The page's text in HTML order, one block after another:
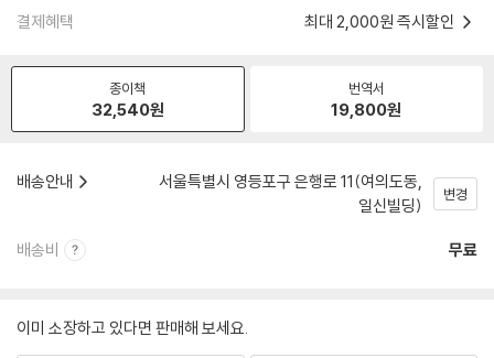
결제혜택 최대 2,000원 즉시할인
종이책
32,540원
번역서
19,800원
배송안내
서울특별시 영등포구 은행로 11(여의도동,
일신빌딩)
변경
배송비 무료
이미 소장하고 있다면 판매해 보세요.